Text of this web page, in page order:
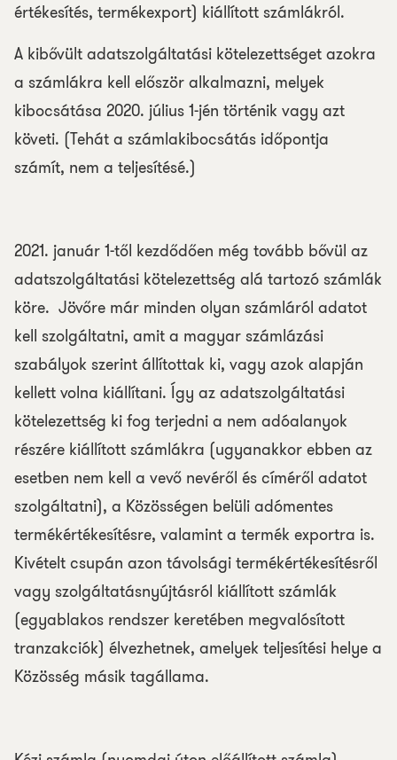
értékesítés, termékexport) kiállított számlákról.
A kibővült adatszolgáltatási kötelezettséget azokra
a számlákra kell először alkalmazni, melyek
kibocsátása 2020. július 1-jén történik vagy azt
követi. (Tehát a számlakibocsátás időpontja
számít, nem a teljesítésé.)
2021. január 1-től kezdődően még tovább bővül az
adatszolgáltatási kötelezettség alá tartozó számlák
köre. Jövőre már minden olyan számláról adatot
kell szolgáltatni, amit a magyar számlázási
szabályok szerint állítottak ki, vagy azok alapján
kellett volna kiállítani. Így az adatszolgáltatási
kötelezettség ki fog terjedni a nem adóalanyok
részére kiállított számlákra (ugyanakkor ebben az
esetben nem kell a vevő nevéről és címéről adatot
szolgáltatni), a Közösségen belüli adómentes
termékértékesítésre, valamint a termék exportra is.
Kivételt csupán azon távolsági termékértékesítésről
vagy szolgáltatásnyújtásról kiállított számlák
(egyablakos rendszer keretében megvalósított
tranzakciók) élvezhetnek, amelyek teljesítési helye a
Közösség másik tagállama.